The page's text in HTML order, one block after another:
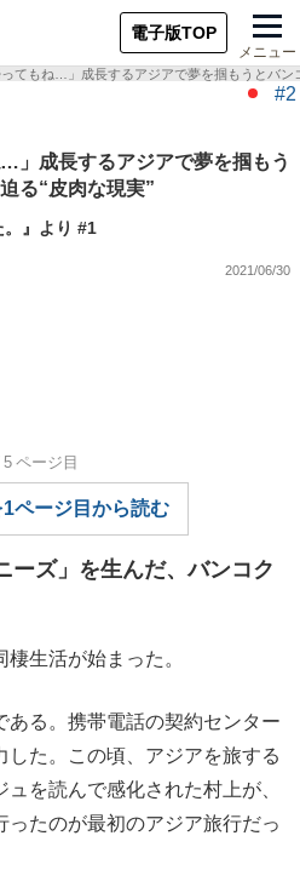
電子版TOP
メニュー
ってもね…」成長するアジアで夢を掴もうとバン
#2
」成長するアジアで夢を掴もう
る“皮肉な現実”
。』より #1
2021/06/30
ページ目
ページ目から読む
ーズ」を生んだ、バンコク
生活が始まった。
る。携帯電話の契約センター
した。この頃、アジアを旅する
を読んで感化された村上が、
ったのが最初のアジア旅行だっ